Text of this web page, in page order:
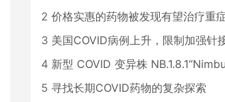
2 价格实惠的药物被发现有望治疗重症
3 美国COVID病例上升，限制加强针接种政
4 新型 COVID 变异株 NB.1.8.1“Nimbus”现已在美国占
5 寻找长期COVID药物的复杂探索